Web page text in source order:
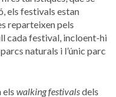
els festivals estan
reparteixen pels
cada festival, incloent-hi
naturals i l’únic parc
els walking festivalsdels